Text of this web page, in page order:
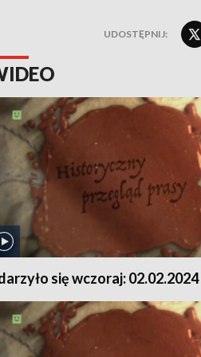
UDOSTĘPNIJ:
się wczoraj: 02.02.2024